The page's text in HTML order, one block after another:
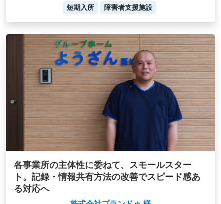
短期入所
障害者支援施設
各事業所の主体性に委ねて、スモールスター
ト。記録・情報共有方法の改善でスピード感あ
る対応へ